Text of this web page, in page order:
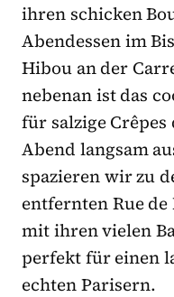
ihren schicken
Abendessen im
Hibou an der
nebenan ist das
für salzige
Abend langsam
spazieren wir zu
entfernten Rue de
mit ihren vielen
perfekt für einen
echten Parisern.